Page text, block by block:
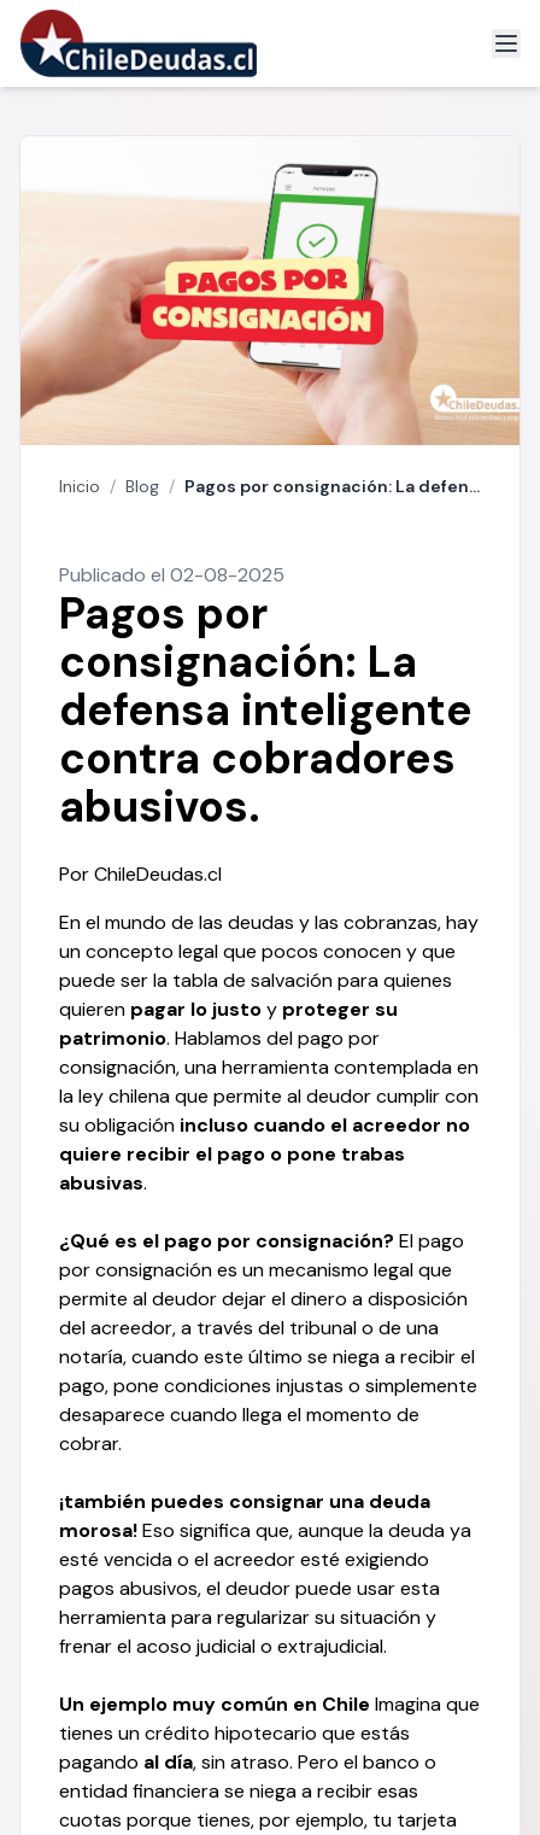
Inicio / Blog / Pagos por consignación: La defensa inteligente contra cobradores abusivos.
Publicado el 02-08-2025
Pagos por
consignación: La
defensa inteligente
contra cobradores
abusivos.
Por ChileDeudas.cl
En el mundo de las deudas y las cobranzas, hay
un concepto legal que pocos conocen y que
puede ser la tabla de salvación para quienes
quieren pagar lo justoy proteger su
patrimonio. Hablamos del pago por
consignación, una herramienta contemplada en
la ley chilena que permite al deudor cumplir con
su obligación incluso cuando el acreedor no
quiere recibir el pago o pone trabas
abusivas.
¿Qué es el pago por consignación? El pago
por consignación es un mecanismo legal que
permite al deudor dejar el dinero a disposición
del acreedor, a través del tribunal o de una
notaría, cuando este último se niega a recibir el
pago, pone condiciones injustas o simplemente
desaparece cuando llega el momento de
cobrar.
¡también puedes consignar una deuda
morosa!Eso significa que, aunque la deuda ya
esté vencida o el acreedor esté exigiendo
pagos abusivos, el deudor puede usar esta
herramienta para regularizar su situación y
frenar el acoso judicial o extrajudicial.
Un ejemplo muy común en Chile Imagina que
tienes un crédito hipotecario que estás
pagando al día, sin atraso. Pero el banco o
entidad financiera se niega a recibir esas
cuotas porque tienes, por ejemplo, tu tarjeta